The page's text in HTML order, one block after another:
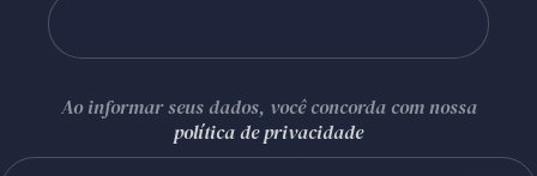
Ao informar seus dados, você concorda com nossa
política de privacidade